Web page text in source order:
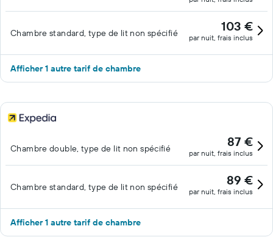
Chambre standard, type de lit non spécifié 103 €
par nuit, frais inclus
Afficher 1 autre tarif de chambre
Chambre double, type de lit non spécifié 87 €
par nuit, frais inclus
Chambre standard, type de lit non spécifié 89 €
par nuit, frais inclus
Afficher 1 autre tarif de chambre